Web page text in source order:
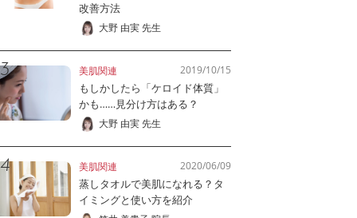
改善方法
大野 由実 先生
美肌関連 2019/10/15
もしかしたら「ケロイド体質」
かも……見分け方はある？
大野 由実 先生
美肌関連 2020/06/09
蒸しタオルで美肌になれる？タ
イミングと使い方を紹介